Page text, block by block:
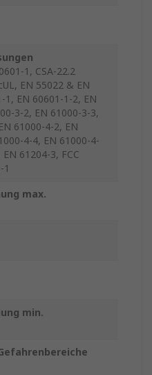
1, CSA-22.2
EN 55022 & EN
1, EN 60601-1-2, EN
3-2, EN 61000-3-3,
61000-4-2, EN
4-4, EN 61000-4-
61204-3, FCC
1
max.
min.